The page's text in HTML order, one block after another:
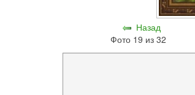
Назад
Фото 19 из 32